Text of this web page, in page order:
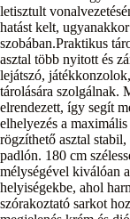
letisztult
hatást kelt,
szobában.Praktikus
asztal több nyitott és
lejátszó,
tárolására szolgálnak.
elrendezett, így segít
elhelyezés a
rögzíthető asztal
padlón. 180 cm
mélységével kiválóan
helyiségekbe, ahol
szórakoztató sarkot